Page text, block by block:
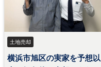
土地売却
横浜市旭区の実家を予想以